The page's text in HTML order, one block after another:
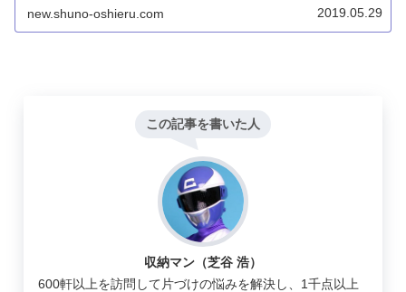
イルなど大きなモノも収納できます。ついでに類似品も集
めてみました。
new.shuno-oshieru.com 2019.05.29
この記事を書いた人
収納マン（芝谷 浩）
600軒以上を訪問して片づけの悩みを解決し、1千点以上